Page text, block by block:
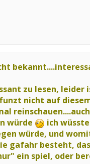
zu lesen, leider
nicht auf
würde
ich
würde, und
gafahr besteht,
ein spiel, oder